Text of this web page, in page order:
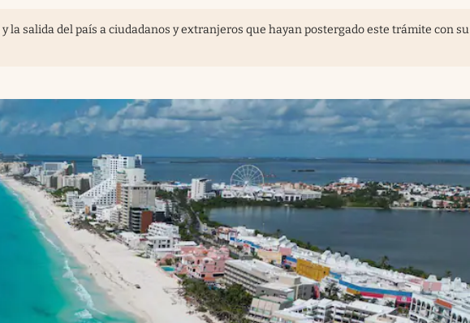
la salida del país a ciudadanos y extranjeros que hayan postergado este trámite con su